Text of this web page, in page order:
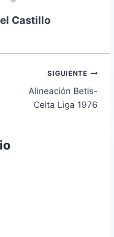
Castillo
SIGUIENTE
Alineación Betis-
Celta Liga 1976